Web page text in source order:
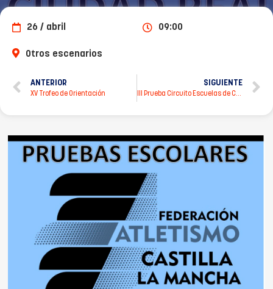
26 / abril 09:00
Otros escenarios
ANTERIOR
XV Trofeo de Orientación
SIGUIENTE
III Prueba Circuito Escuelas de Carrtera